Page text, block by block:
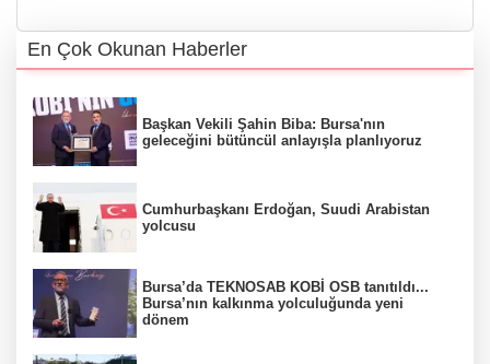
En Çok Okunan Haberler
Başkan Vekili Şahin Biba: Bursa'nın
geleceğini bütüncül anlayışla planlıyoruz
Cumhurbaşkanı Erdoğan, Suudi Arabistan
yolcusu
Bursa’da TEKNOSAB KOBİ OSB tanıtıldı...
Bursa’nın kalkınma yolculuğunda yeni
dönem